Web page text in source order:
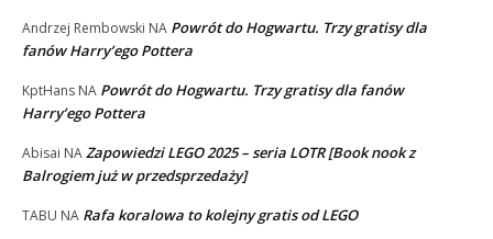
Andrzej Rembowski NA Powrót do Hogwartu. Trzy gratisy dla
fanów Harry’ego Pottera
KptHans NA Powrót do Hogwartu. Trzy gratisy dla fanów
Harry’ego Pottera
Abisai NAZapowiedzi LEGO 2025 – seria LOTR [Book nook z
Balrogiem już w przedsprzedaży]
TABU NA Rafa koralowa to kolejny gratis od LEGO